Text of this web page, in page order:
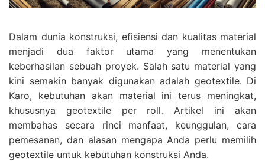
Dalam dunia konstruksi, efisiensi dan kualitas material
menjadi dua faktor utama yang menentukan
keberhasilan sebuah proyek. Salah satu material yang
kini semakin banyak digunakan adalah geotextile. Di
Karo, kebutuhan akan material ini terus meningkat,
khususnya geotextile per roll. Artikel ini akan
membahas secara rinci manfaat, keunggulan, cara
pemesanan, dan alasan mengapa Anda perlu memilih
geotextile untuk kebutuhan konstruksi Anda.